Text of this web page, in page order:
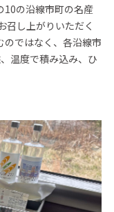
10の沿線市町の名産
召し上がりいただく
のではなく、各沿線市
温度で積み込み、ひ